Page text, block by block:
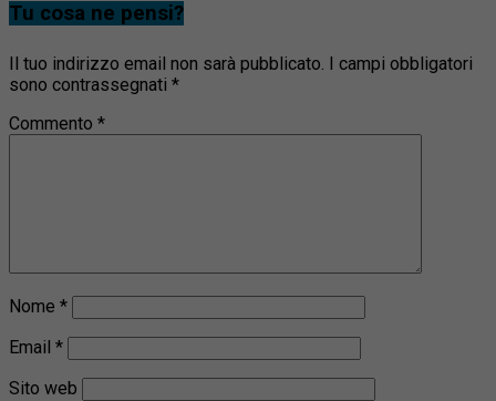
Tu cosa ne pensi?
Il tuo indirizzo email non sarà pubblicato.
I campi obbligatori
sono contrassegnati *
Commento *
Nome *
Email *
Sito web